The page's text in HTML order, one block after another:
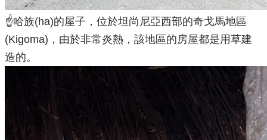
☝️哈族(ha)的屋子，位於坦尚尼亞西部的奇戈馬地區
(Kigoma)，由於非常炎熱，該地區的房屋都是用草建
造的。